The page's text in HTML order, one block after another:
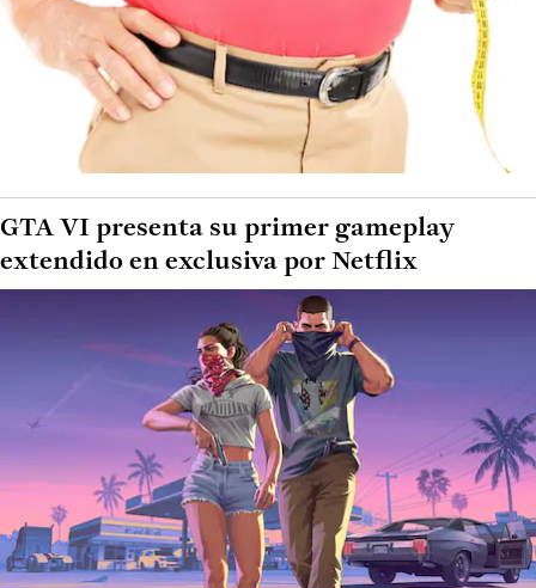
GTA VI presenta su primer gameplay
extendido en exclusiva por Netflix